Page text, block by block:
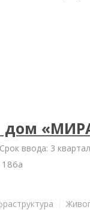
Срок ввода: 3